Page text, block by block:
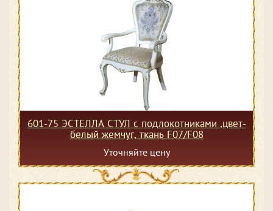
601-75 ЭСТЕЛЛА СТУЛ с подлокотниками ,цвет-
белый жемчуг, ткань F07/F08
Уточняйте цену